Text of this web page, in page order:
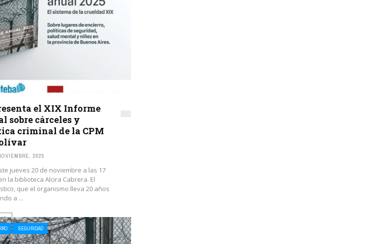
el XIX Informe
sobre cárceles y
criminal de la CPM
2025
jueves 20 de noviembre a las 17
la biblioteca Alcira Cabrera. El
que el organismo lleva 20 años
a ...
SEGURIDAD